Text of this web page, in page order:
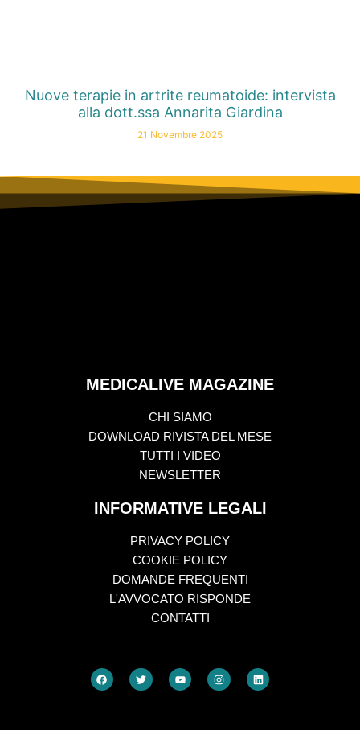
Nuove terapie in artrite reumatoide: intervista
alla dott.ssa Annarita Giardina
21 Novembre 2025
MEDICALIVE MAGAZINE
CHI SIAMO
DOWNLOAD RIVISTA DEL MESE
TUTTI I VIDEO
NEWSLETTER
INFORMATIVE LEGALI
PRIVACY POLICY
COOKIE POLICY
DOMANDE FREQUENTI
L'AVVOCATO RISPONDE
CONTATTI